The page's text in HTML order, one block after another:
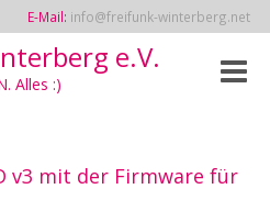
E-Mail: info@freifunk-winterberg.net
e.V.
Alles :)
Toggle
v3 mit der Firmware für